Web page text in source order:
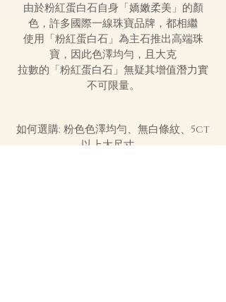
由於粉紅蛋白石自身「嬌嫩柔美」的顏
色，許多國際一線珠寶品牌，都相繼
使用「粉紅蛋白石」為主石推出高端珠
寶，因此色澤均勻，且大克
拉數的「粉紅蛋白石」無疑其增值潛力實
不可限量。
如何選購: 粉色色澤均勻、無白條紋、5ct
以上大尺寸。